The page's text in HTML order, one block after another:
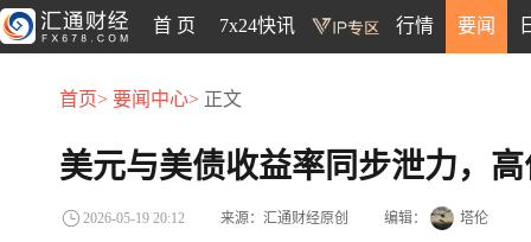
首 页 7x24快讯 行情 要闻
首页> 要闻中心> 正文
美元与美债收益率同步泄力，
2026-05-19 20:12 来源：汇通财经原创 编辑： 塔伦